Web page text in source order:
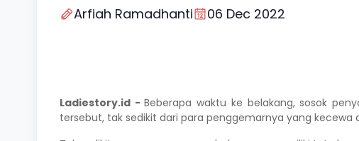
Arfiah Ramadhanti 06 Dec 2022
Ladiestory.id -Beberapa waktu ke belakang, sosok
tersebut, tak sedikit dari para penggemarnya yang